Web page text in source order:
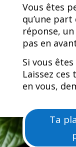
Vous êtes
qu’une
réponse,
pas en
Si vous
Laissez
en vous,
Ta